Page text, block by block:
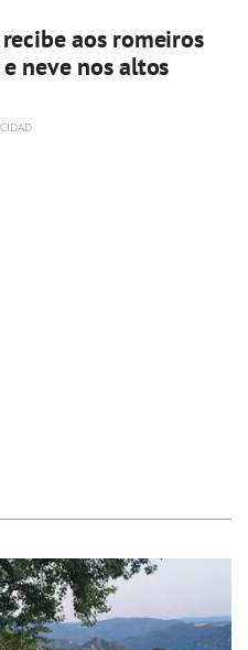
aos romeiros
neve nos altos